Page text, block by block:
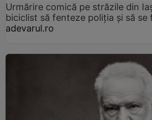
Urmărire comică pe străzile din
biciclist să fenteze poliția și să se
adevarul.ro